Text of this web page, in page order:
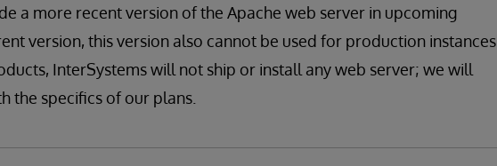
a more recent version of the Apache web server in upcoming
version, this version also cannot be used for production instances.
InterSystems will not ship or install any web server; we will
the specifics of our plans.